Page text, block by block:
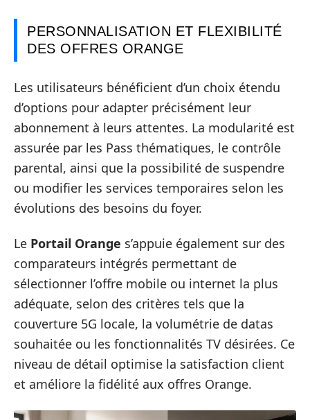
PERSONNALISATION ET FLEXIBILITÉ
DES OFFRES ORANGE
Les utilisateurs bénéficient d’un choix étendu
d’options pour adapter précisément leur
abonnement à leurs attentes. La modularité est
assurée par les Pass thématiques, le contrôle
parental, ainsi que la possibilité de suspendre
ou modifier les services temporaires selon les
évolutions des besoins du foyer.
Le Portail Orange s’appuie également sur des
comparateurs intégrés permettant de
sélectionner l’offre mobile ou internet la plus
adéquate, selon des critères tels que la
couverture 5G locale, la volumétrie de datas
souhaitée ou les fonctionnalités TV désirées. Ce
niveau de détail optimise la satisfaction client
et améliore la fidélité aux offres Orange.